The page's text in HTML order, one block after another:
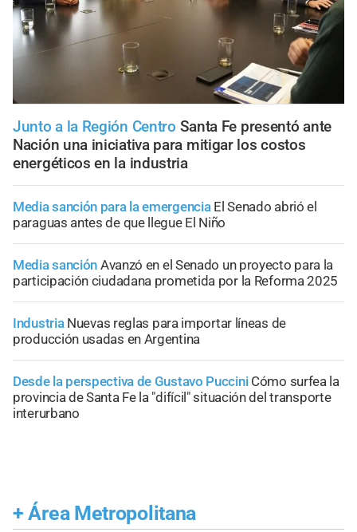
Junto a la Región Centro Santa Fe presentó ante
Nación una iniciativa para mitigar los costos
energéticos en la industria
Media sanción para la emergencia El Senado abrió el
paraguas antes de que llegue El Niño
Media sanción Avanzó en el Senado un proyecto para la
participación ciudadana prometida por la Reforma 2025
Industria Nuevas reglas para importar líneas de
producción usadas en Argentina
Desde la perspectiva de Gustavo Puccini Cómo surfea la
provincia de Santa Fe la "difícil" situación del transporte
interurbano
+ Área Metropolitana